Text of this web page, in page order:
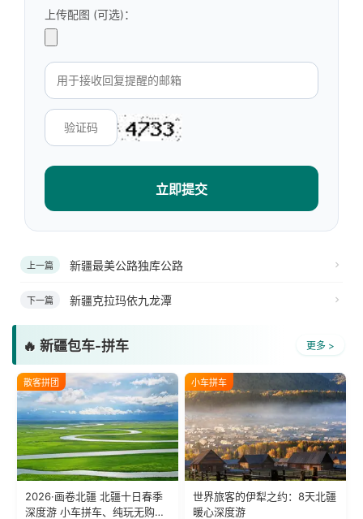
上传配图 (可选)：
立即提交
上一篇 新疆最美公路独库公路
下一篇 新疆克拉玛依九龙潭
🔥 新疆包车-拼车 更多 >
散客拼团
2026·画卷北疆 北疆十日春季
深度游 小车拼车、纯玩无购
小车拼车
世界旅客的伊犁之约：8天北疆
暖心深度游